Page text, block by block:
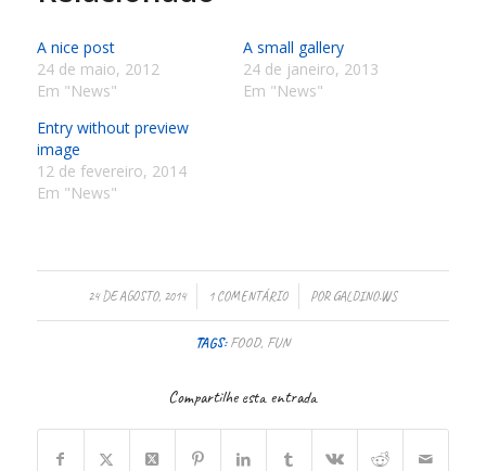
A nice post
24 de maio, 2012
Em "News"
A small gallery
24 de janeiro, 2013
Em "News"
Entry without preview
image
12 de fevereiro, 2014
Em "News"
24 DE AGOSTO, 2014
/ 1 COMENTÁRIO
/ PORGALDINO.WS
TAGS: FOOD, FUN
Compartilhe esta entrada